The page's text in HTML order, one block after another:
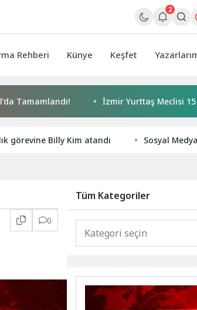
2
Rehberi Künye Keşfet
İzmir Yurttaş Meclisi 15 ilçeye
görevine Billy Kim atandı Sosyal
0
Tüm Kategoriler